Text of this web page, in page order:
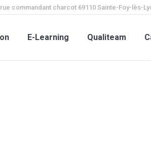
commandant charcot 69110 Sainte-Foy-lès-
E-Learning Qualiteam